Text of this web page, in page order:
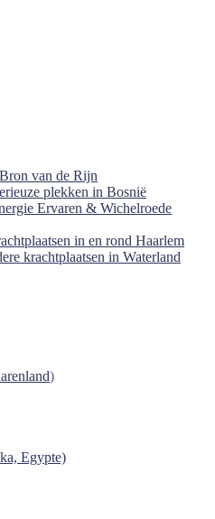
van de Rijn
plekken in Bosnië
Ervaren & Wichelroede
in en rond Haarlem
krachtplaatsen in Waterland
)
Egypte)